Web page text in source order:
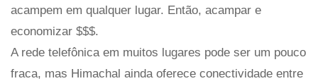
acampem em qualquer lugar. Então, acampar e
economizar $$$.
A rede telefônica em muitos lugares pode ser um pouco
fraca, mas Himachal ainda oferece conectividade entre